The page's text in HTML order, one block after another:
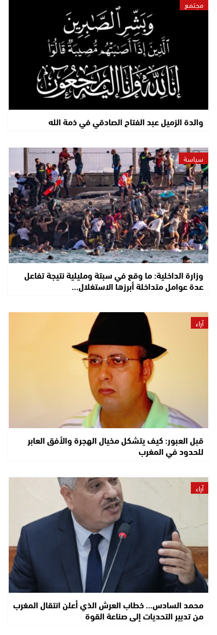
مجتمع
والدة الزميل عبد الفتاح الصادقي في ذمة الله
سياسة
وزارة الداخلية: ما وقع في سبتة ومليلية نتيجة تفاعل
عدة عوامل متداخلة أبرزها الاستغلال…
آراء
قبل العبور: كيف يتشكل مخيال الهجرة والأفق العابر
للحدود في المغرب
آراء
محمد السادس… خطاب العرش الذي أعلن انتقال المغرب
من تدبير التحديات إلى صناعة القوة